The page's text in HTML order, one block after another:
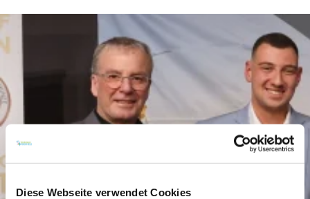
Diese Webseite verwendet Cookies